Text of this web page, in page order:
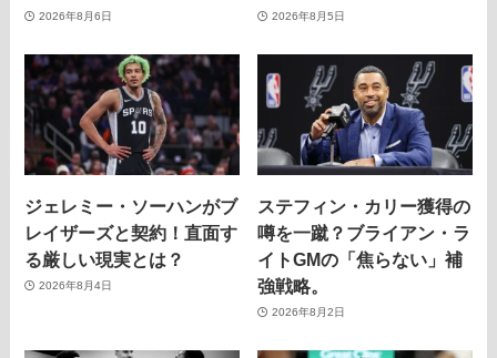
2026年8月6日 2026年8月5日
ジェレミー・ソーハンがブ
レイザーズと契約！直面す
る厳しい現実とは？
2026年8月4日
ステフィン・カリー獲得の
噂を一蹴？ブライアン・ラ
イトGMの「焦らない」補
強戦略。
2026年8月2日